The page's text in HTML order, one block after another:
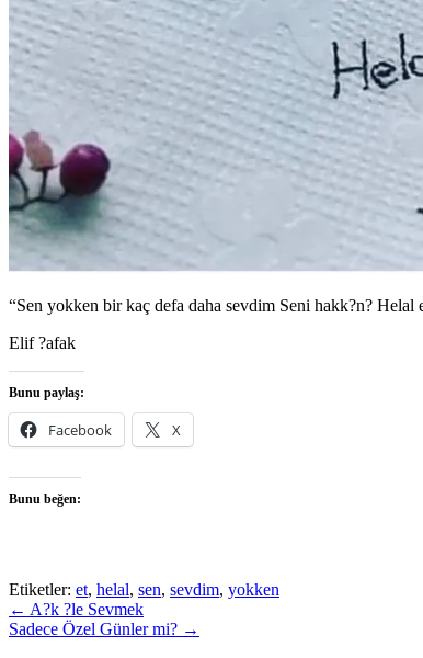
“Sen yokken bir kaç defa daha sevdim Seni hakk?n? Helal
Elif ?afak
Bunu paylaş:
Facebook X
Bunu beğen:
Etiketler: et, helal, sen, sevdim, yokken
Post
navigation
← A?k ?le Sevmek
Sadece Özel Günler mi? →